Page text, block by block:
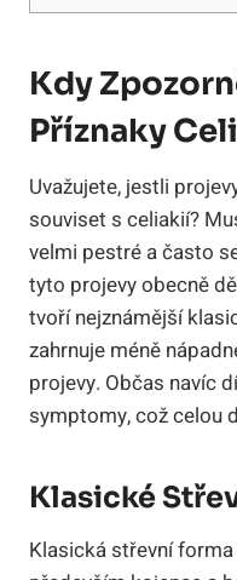
Kdy
Příznaky
Uvažujete, jestli
souviset s celiakií?
velmi pestré a často
tyto projevy obecně
tvoří nejznámější
zahrnuje méně
projevy. Občas navíc
symptomy, což celou
Klasické
Klasická střevní